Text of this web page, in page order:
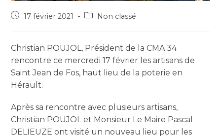
17 février 2021 Non classé
Christian POUJOL, Président de la CMA 34
rencontre ce mercredi 17 février les artisans de
Saint Jean de Fos, haut lieu de la poterie en
Hérault.
Après sa rencontre avec plusieurs artisans,
Christian POUJOL et Monsieur Le Maire Pascal
DELIEUZE ont visité un nouveau lieu pour les